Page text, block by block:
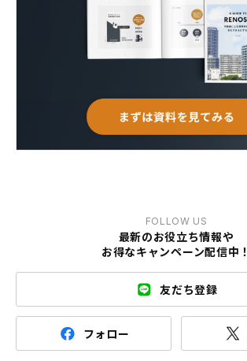
FOLLOW US
最新のお役立ち情報や
お得なキャンペーン配信中！
友だち登録
フォロー